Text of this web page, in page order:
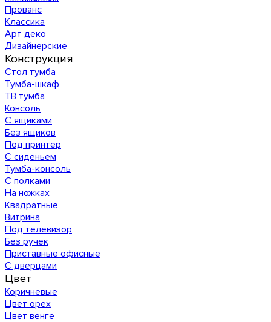
Прованс
Классика
Арт деко
Дизайнерские
Конструкция
Стол тумба
Тумба-шкаф
ТВ тумба
Консоль
С ящиками
Без ящиков
Под принтер
С сиденьем
Тумба-консоль
С полками
На ножках
Квадратные
Витрина
Под телевизор
Без ручек
Приставные офисные
С дверцами
Цвет
Коричневые
Цвет орех
Цвет венге